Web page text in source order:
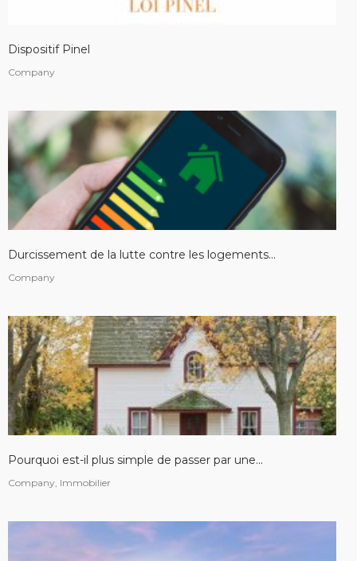
Dispositif Pinel
Company
Durcissement de la lutte contre les logements...
Company
Pourquoi est-il plus simple de passer par une...
Company, Immobilier